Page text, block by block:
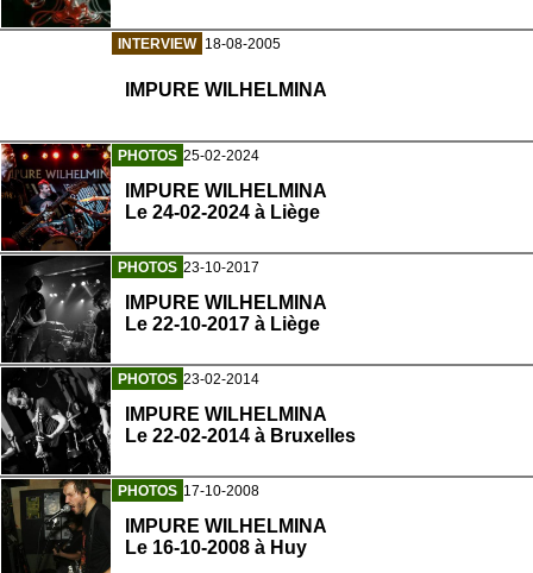
INTERVIEW 18-08-2005
IMPURE WILHELMINA
PHOTOS 25-02-2024
IMPURE WILHELMINA
Le 24-02-2024 à Liège
PHOTOS 23-10-2017
IMPURE WILHELMINA
Le 22-10-2017 à Liège
PHOTOS 23-02-2014
IMPURE WILHELMINA
Le 22-02-2014 à Bruxelles
PHOTOS 17-10-2008
IMPURE WILHELMINA
Le 16-10-2008 à Huy